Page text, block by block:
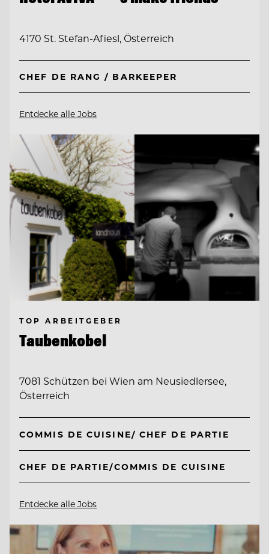
4170 St. Stefan-Afiesl, Österreich
CHEF DE RANG / BARKEEPER
Entdecke alle Jobs
TOP ARBEITGEBER
Taubenkobel
7081 Schützen bei Wien am Neusiedlersee,
Österreich
COMMIS DE CUISINE/ CHEF DE PARTIE
CHEF DE PARTIE/COMMIS DE CUISINE
Entdecke alle Jobs